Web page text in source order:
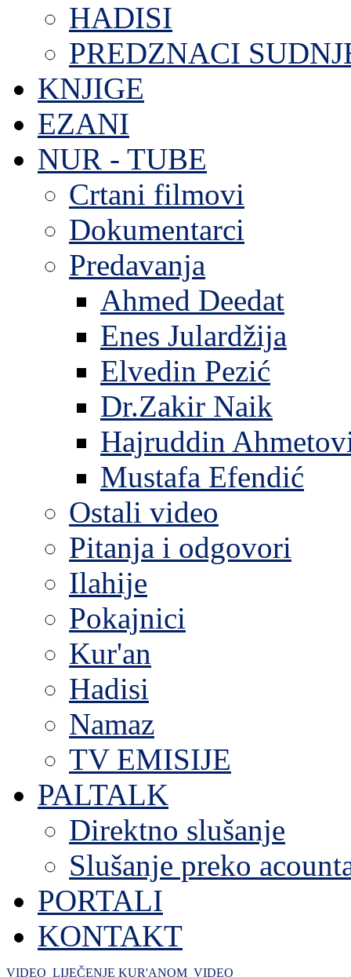
HADISI
PREDZNACI
KNJIGE
EZANI
NUR - TUBE
Crtani filmovi
Dokumentarci
Predavanja
Ahmed Deedat
Enes Julardžija
Elvedin Pezić
Dr.Zakir Naik
Hajruddin
Mustafa Efendić
Ostali video
Pitanja i odgovori
Ilahije
Pokajnici
Kur'an
Hadisi
Namaz
TV EMISIJE
PALTALK
Direktno slušanje
Slušanje preko
PORTALI
KONTAKT
VIDEO LIJEČENJE KUR'ANOM VIDEO